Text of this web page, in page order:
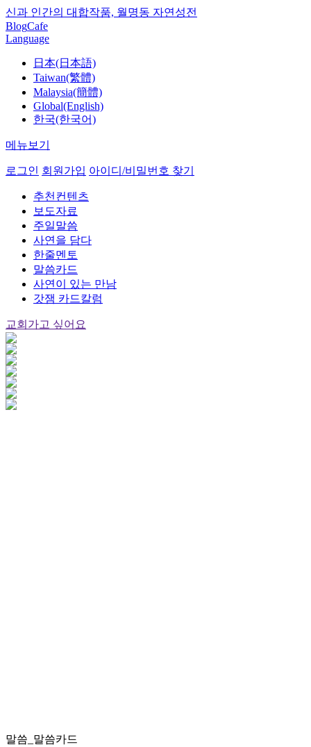
신과 인간의 대합작품, 월명동 자연성전
BlogCafe
Language
日本(日本語)
Taiwan(繁體)
Malaysia(簡體)
Global(English)
한국(한국어)
메뉴보기
로그인 회원가입 아이디/비밀번호 찾기
추천컨텐츠
보도자료
주일말씀
사연을 담다
한줄멘토
말씀카드
사연이 있는 만남
갓잼 카드칼럼
교회가고 싶어요
말씀_말씀카드